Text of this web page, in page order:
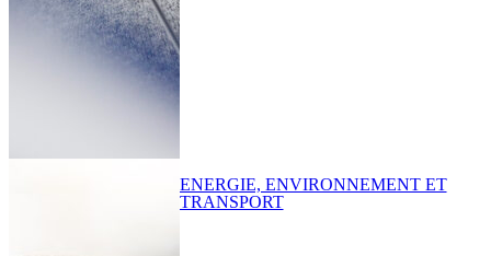
ENERGIE, ENVIRONNEMENT ET
TRANSPORT